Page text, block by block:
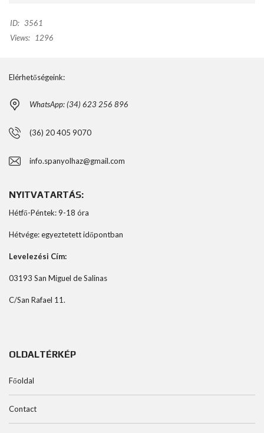
ID: 3561
Views:
1296
Elérhetőségeink:
WhatsApp: (34) 623 256 896
(36) 20 405 9070
info.spanyolhaz@gmail.com
NYITVATARTÁS:
Hétfő-Péntek: 9-18 óra
Hétvége: egyeztetett időpontban
Levelezési Cím:
03193 San Miguel de Salinas
C/San Rafael 11.
OLDALTÉRKÉP
Főoldal
Contact